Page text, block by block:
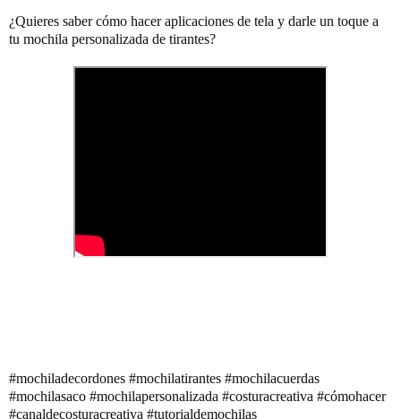
¿Quieres saber cómo hacer aplicaciones de tela y darle un toque a
tu mochila personalizada de tirantes?
#mochiladecordones #mochilatirantes #mochilacuerdas
#mochilasaco #mochilapersonalizada #costuracreativa #cómohacer
#canaldecosturacreativa #tutorialdemochilas